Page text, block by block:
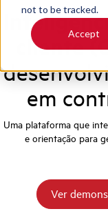
not to be tracked.
Accept
cliente
em
Uma plataforma que
e orientação para
Ver